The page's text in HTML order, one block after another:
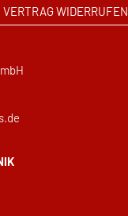
VERTRAG WIDERRUFEN